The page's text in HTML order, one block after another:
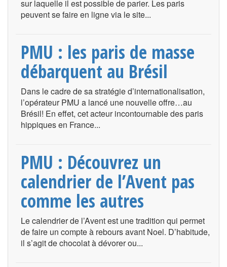
sur laquelle il est possible de parier. Les paris
peuvent se faire en ligne via le site...
PMU : les paris de masse
débarquent au Brésil
Dans le cadre de sa stratégie d’internationalisation,
l’opérateur PMU a lancé une nouvelle offre…au
Brésil! En effet, cet acteur incontournable des paris
hippiques en France...
PMU : Découvrez un
calendrier de l’Avent pas
comme les autres
Le calendrier de l’Avent est une tradition qui permet
de faire un compte à rebours avant Noel. D’habitude,
il s’agit de chocolat à dévorer ou...